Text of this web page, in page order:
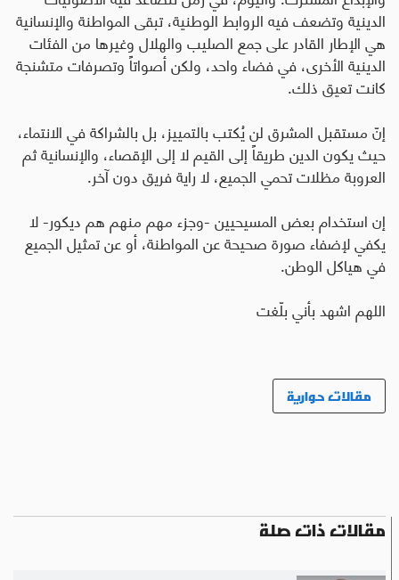
الدينية وتضعف فيه الروابط الوطنية، تبقى المواطنة والإنسانية
هي الإطار القادر على جمع الصليب والهلال وغيرها من الفئات
الدينية الأخرى، في فضاء واحد، ولكن أصواتاً وتصرفات متشنجة
كانت تعيق ذلك.
إنّ مستقبل المشرق لن يُكتب بالتمييز، بل بالشراكة في الانتماء،
حيث يكون الدين طريقاً إلى القيم لا إلى الإقصاء، والإنسانية ثم
العروبة مظلات تحمي الجميع، لا راية فريق دون آخر.
إن استخدام بعض المسيحيين -وجزء مهم منهم هم ديكور- لا
يكفي لإضفاء صورة صحيحة عن المواطنة، أو عن تمثيل الجميع
في هياكل الوطن.
اللهم اشهد بأني بلّغت
مقالات حوارية
مقالات ذات صلة